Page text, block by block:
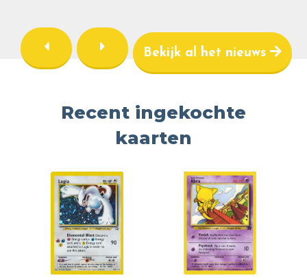
Bekijk al het nieuws
Recent ingekochte
kaarten